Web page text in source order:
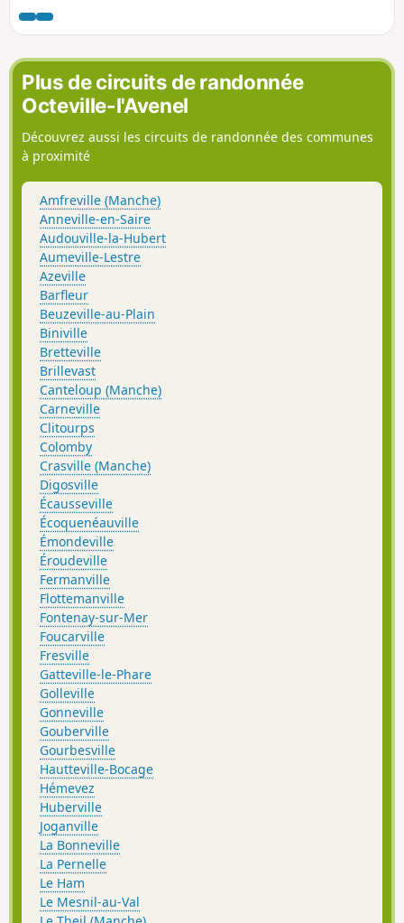
Plus de circuits de randonnée
Octeville-l'Avenel
Découvrez aussi les circuits de randonnée des communes
à proximité
Amfreville (Manche)
Anneville-en-Saire
Audouville-la-Hubert
Aumeville-Lestre
Azeville
Barfleur
Beuzeville-au-Plain
Biniville
Bretteville
Brillevast
Canteloup (Manche)
Carneville
Clitourps
Colomby
Crasville (Manche)
Digosville
Écausseville
Écoquenéauville
Émondeville
Éroudeville
Fermanville
Flottemanville
Fontenay-sur-Mer
Foucarville
Fresville
Gatteville-le-Phare
Golleville
Gonneville
Gouberville
Gourbesville
Hautteville-Bocage
Hémevez
Huberville
Joganville
La Bonneville
La Pernelle
Le Ham
Le Mesnil-au-Val